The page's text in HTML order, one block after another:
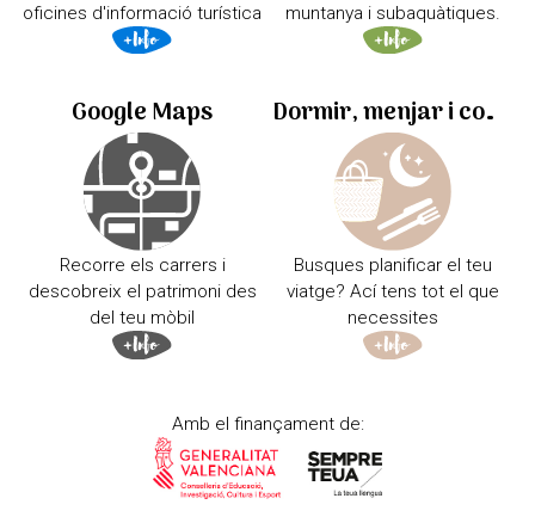
oficines d'informació turística
muntanya i subaquàtiques.
Google Maps
Recorre els carrers i
descobreix el patrimoni des
del teu mòbil
Dormir, menjar i comprar
Busques planificar el teu
viatge? Ací tens tot el que
necessites
Amb el finançament de: